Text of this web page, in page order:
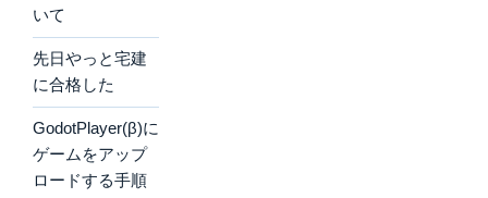
いて
先日やっと宅建
に合格した
GodotPlayer(β)に
ゲームをアップ
ロードする手順